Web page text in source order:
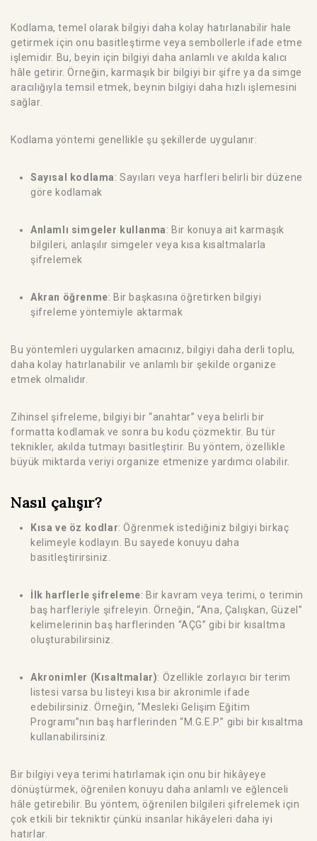
Kodlama, temel olarak bilgiyi daha kolay hatırlanabilir hale
getirmek için onu basitleştirme veya sembollerle ifade etme
işlemidir. Bu, beyin için bilgiyi daha anlamlı ve akılda kalıcı
hâle getirir. Örneğin, karmaşık bir bilgiyi bir şifre ya da simge
aracılığıyla temsil etmek, beynin bilgiyi daha hızlı işlemesini
sağlar.
Kodlama yöntemi genellikle şu şekillerde uygulanır:
Sayısal kodlama: Sayıları veya harfleri belirli bir düzene
göre kodlamak
Anlamlı simgeler kullanma: Bir konuya ait karmaşık
bilgileri, anlaşılır simgeler veya kısa kısaltmalarla
şifrelemek
Akran öğrenme: Bir başkasına öğretirken bilgiyi
şifreleme yöntemiyle aktarmak
Bu yöntemleri uygularken amacınız, bilgiyi daha derli toplu,
daha kolay hatırlanabilir ve anlamlı bir şekilde organize
etmek olmalıdır.
Zihinsel şifreleme, bilgiyi bir “anahtar” veya belirli bir
formatta kodlamak ve sonra bu kodu çözmektir. Bu tür
teknikler, akılda tutmayı basitleştirir. Bu yöntem, özellikle
büyük miktarda veriyi organize etmenize yardımcı olabilir.
Nasıl çalışır?
Kısa ve öz kodlar: Öğrenmek istediğiniz bilgiyi birkaç
kelimeyle kodlayın. Bu sayede konuyu daha
basitleştirirsiniz.
İlk harflerle şifreleme: Bir kavram veya terimi, o terimin
baş harfleriyle şifreleyin. Örneğin, “Ana, Çalışkan, Güzel”
kelimelerinin baş harflerinden “AÇG” gibi bir kısaltma
oluşturabilirsiniz.
Akronimler (Kısaltmalar): Özellikle zorlayıcı bir terim
listesi varsa bu listeyi kısa bir akronimle ifade
edebilirsiniz. Örneğin, “Mesleki Gelişim Eğitim
Programı”nın baş harflerinden “M.G.E.P.” gibi bir kısaltma
kullanabilirsiniz.
Bir bilgiyi veya terimi hatırlamak için onu bir hikâyeye
dönüştürmek, öğrenilen konuyu daha anlamlı ve eğlenceli
hâle getirebilir. Bu yöntem, öğrenilen bilgileri şifrelemek için
çok etkili bir tekniktir çünkü insanlar hikâyeleri daha iyi
hatırlar.